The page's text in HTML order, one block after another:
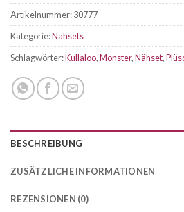
Artikelnummer:30777
Kategorie:Nähsets
Schlagwörter:Kullaloo,Monster,Nähset,
BESCHREIBUNG
ZUSÄTZLICHE INFORMATIONEN
REZENSIONEN (0)